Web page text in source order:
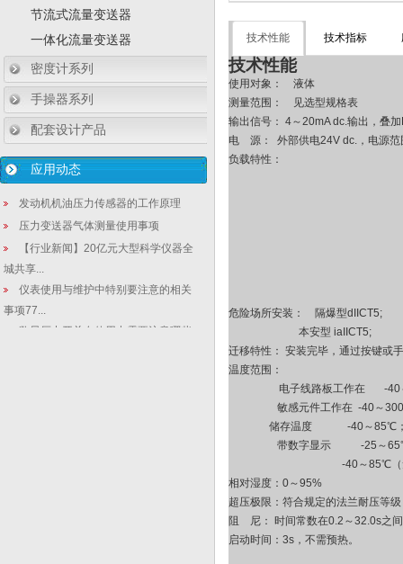
节流式流量变送器
一体化流量变送器
密度计系列
手操器系列
配套设计产品
应用动态
发动机机油压力传感器的工作原理
压力变送器气体测量使用事项
【行业新闻】20亿元大型科学仪器全
城共享...
仪表使用与维护中特别要注意的相关
事项77...
数显压力开关在使用中需要注意哪些
技术性能 技术指标
技术性能
使用对象：
液体
测量范围：
见选型规格表
输出信号： 4～20mA dc.输出，叠
电
源： 外部供电24V dc.，电源
负载特性：
危险场所安装：
隔爆型dIICT5;
本安型 iaIICT5;
迁移特性： 安装完毕，通过按键或
温度范围：
电子线路板工作在 -40
敏感元件工作在 -40～
储存温度
-40～85℃
带数字显示 -25 ～
-40～85℃
相对湿度：0～95%
超压极限：符合规定的法兰耐压等
阻
尼： 时间常数在0.2～32.0s之
启动时间：3s，不需预热。